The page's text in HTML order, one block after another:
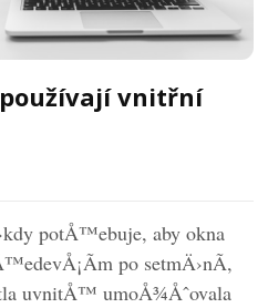
vnitřní
potÅ™ebuje, aby okna
po setmÄ›nÃ­,
uvnitÅ™ umoÅ¾Åˆovala